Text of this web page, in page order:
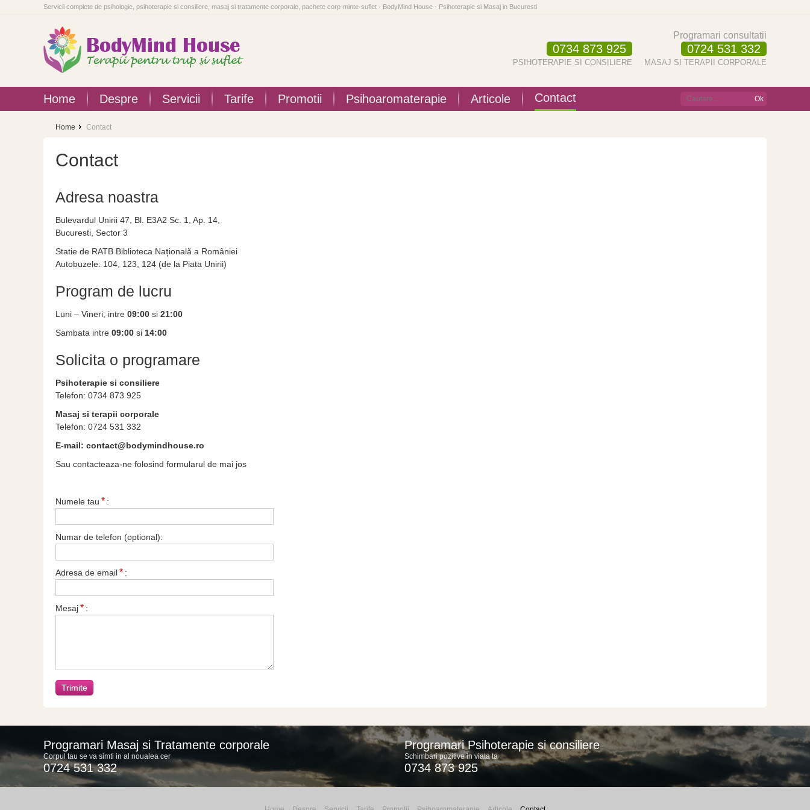
Servicii complete de psihologie, psihoterapie si consiliere, masaj si tratamente corporale, pachete corp-minte-suflet - BodyMind House - Psihoterapie si Masaj in Bucuresti
0734 873 925
PSIHOTERAPIE SI CONSILIERE
Programari consultatii
0724 531 332
MASAJ SI TERAPII CORPORALE
Home Despre Servicii Tarife Promotii Psihoaromaterapie Articole Contact
Home Contact
Contact
Adresa noastra
Bulevardul Unirii 47, Bl. E3A2 Sc. 1, Ap. 14,
Bucuresti, Sector 3
Statie de RATB Biblioteca Națională a României
Autobuzele: 104, 123, 124 (de la Piata Unirii)
Program de lucru
Luni – Vineri, intre 09:00 si 21:00
Sambata intre 09:00 si 14:00
Solicita o programare
Psihoterapie si consiliere
Telefon: 0734 873 925
Masaj si terapii corporale
Telefon: 0724 531 332
E-mail: contact@bodymindhouse.ro
Sau contacteaza-ne folosind formularul de mai jos
Numele tau * :
Numar de telefon (optional):
Adresa de email* :
Mesaj* :
Programari Masaj si Tratamente corporale
Corpul tau se va simti in al noualea cer
0724 531 332
Programari Psihoterapie si consiliere
Schimbari pozitive in viata ta
0734 873 925